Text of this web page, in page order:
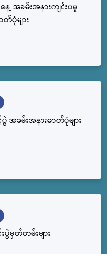
အခမ်းအနားကျင်းပမှု
ပုံများ
ပွဲ အခမ်းအနားဓာတ်ပုံများ
မှတ်တမ်းများ